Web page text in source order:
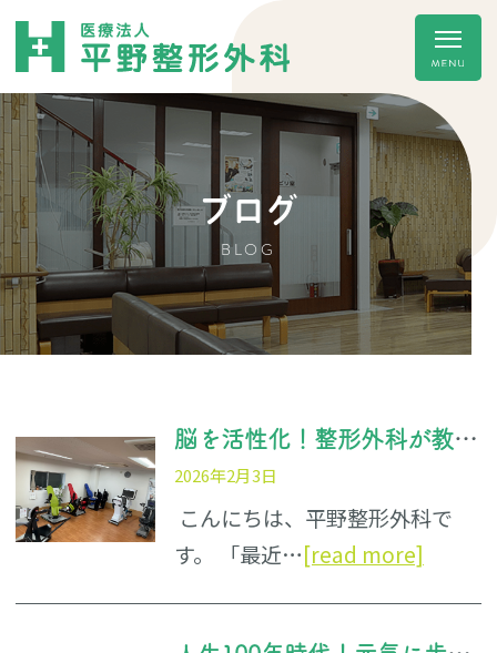
ブログ
BLOG
脳を活性化！整形外科が教える「認知症予防」に効果的な運動習慣
2026年2月3日
こんにちは、平野整形外科で
す。 「最近…[read more]